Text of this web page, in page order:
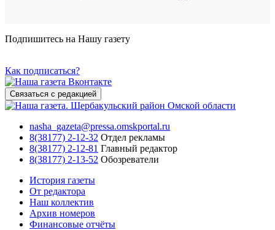
Подпишитесь на Нашу газету
Как подписаться?
Связаться с редакцией
nasha_gazeta@pressa.omskportal.ru
8(38177) 2-12-32 Отдел рекламы
8(38177) 2-12-81 Главный редактор
8(38177) 2-13-52 Обозреватели
История газеты
От редактора
Наш коллектив
Архив номеров
Финансовые отчёты